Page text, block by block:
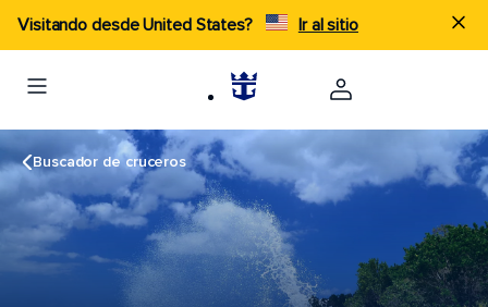
Visitando desde United States? Ir al sitio
Buscador de cruceros